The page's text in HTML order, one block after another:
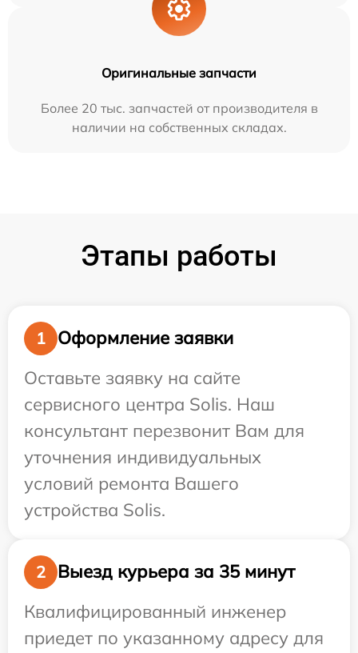
Оригинальные запчасти
Более 20 тыс. запчастей от производителя в
наличии на собственных складах.
Этапы работы
1
Оформление заявки
Оставьте заявку на сайте
сервисного центра Solis. Наш
консультант перезвонит Вам для
уточнения индивидуальных
условий ремонта Вашего
устройства Solis.
2
Выезд курьера за 35 минут
Квалифицированный инженер
приедет по указанному адресу для